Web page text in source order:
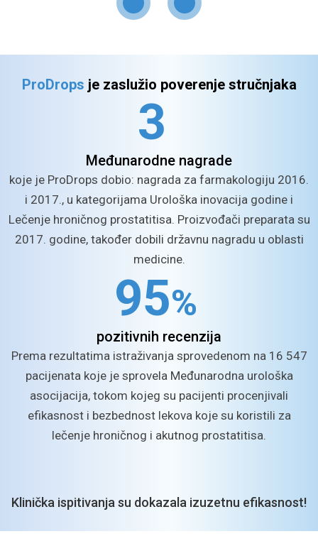
ProDrops je zaslužio poverenje stručnjaka
3
Međunarodne nagrade
koje je ProDrops dobio: nagrada za farmakologiju 2016.
i 2017., u kategorijama Urološka inovacija godine i
Lečenje hroničnog prostatitisa. Proizvođači preparata su
2017. godine, također dobili državnu nagradu u oblasti
medicine.
95%
pozitivnih recenzija
Prema rezultatima istraživanja sprovedenom na 16 547
pacijenata koje je sprovela Međunarodna urološka
asocijacija, tokom kojeg su pacijenti procenjivali
efikasnost i bezbednost lekova koje su koristili za
lečenje hroničnog i akutnog prostatitisa.
Klinička ispitivanja su dokazala izuzetnu efikasnost!